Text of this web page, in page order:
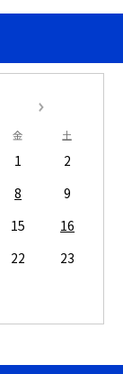
金 土
1
2
8
9
15
16
22
23